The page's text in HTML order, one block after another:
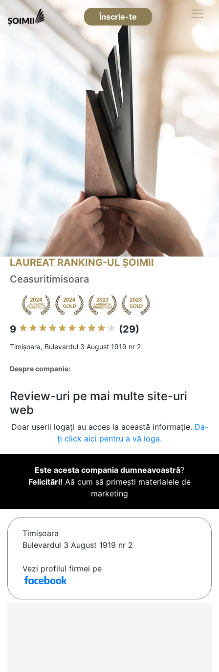
Înscrie-te
LAUREAT RANKING-UL ȘOIMII
Ceasuritimisoara
9 (29)
Timişoara, Bulevardul 3 August 1919 nr 2
Despre companie:
Review-uri pe mai multe site-uri
web
Doar userii logați au acces la această informație. Da-
ți click aici pentru a vă loga.
Este acesta compania dumneavoastră?
Felicitări! Aă cum să primești materialele de
marketing
Timişoara
Bulevardul 3 August 1919 nr 2
Vezi profilul firmei pe